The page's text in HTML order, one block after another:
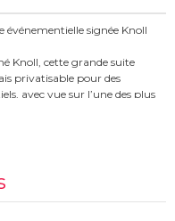
événementielle signée Knoll
Knoll, cette grande suite
privatisable pour des
avec vue sur l’une des plus
une suite Places des
de luxe est situé à deux pas de
accueillir jusqu’à 60
de votre évènement à